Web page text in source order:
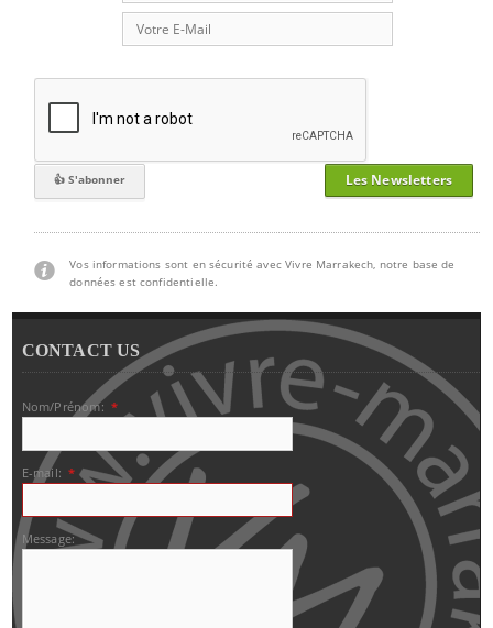
Les Newsletters
Vos informations sont en sécurité avec Vivre Marrakech, notre base de
données est confidentielle.
CONTACT US
Nom/Prénom: *
E-mail: *
Message: